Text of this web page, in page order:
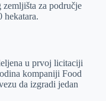
zemljišta za područje
hekatara.
u prvoj licitaciji
kompaniji Food
da izgradi jedan